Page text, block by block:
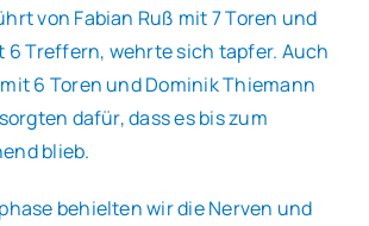
von Fabian Ruß mit 7 Toren und
6 Treffern, wehrte sich tapfer. Auch
6 Toren und Dominik Thiemann
dafür, dass es bis zum
blieb.
behielten wir die Nerven und